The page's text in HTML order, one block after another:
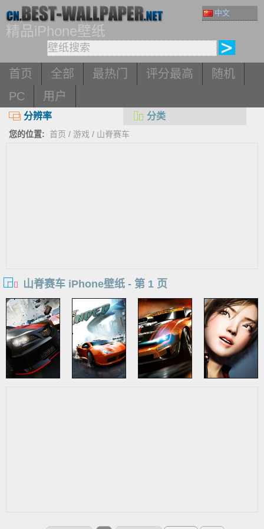
中文
精品iPhone壁纸
首页 全部 最热门 评分最高
随机
PC
用户
分辨率 分类
您的位置: 首页 / 游戏 / 山脊赛车
山脊赛车 iPhone壁纸 - 第 1 页